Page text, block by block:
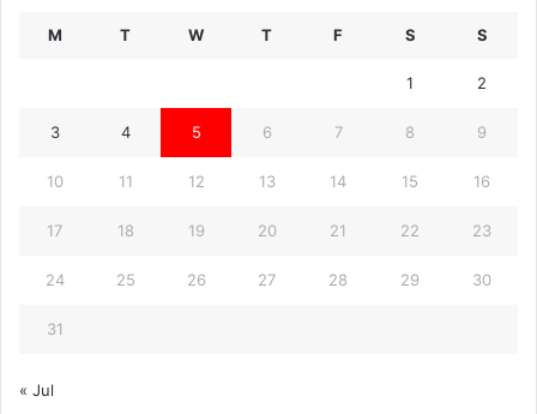
M T W T F S S
1 2
3 4 5 6 7 8 9
10 11 12 13 14 15 16
17 18 19 20 21 22 23
24 25 26 27 28 29 30
31
« Jul